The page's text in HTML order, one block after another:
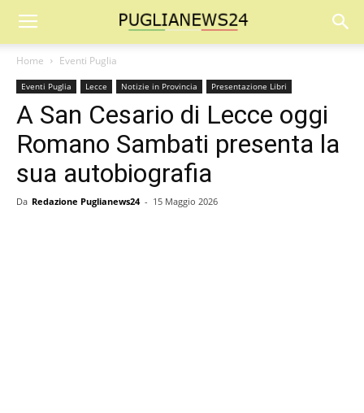
Home Eventi Puglia
Eventi Puglia Lecce Notizie in Provincia Presentazione Libri
A San Cesario di Lecce oggi
Romano Sambati presenta la
sua autobiografia
Da Redazione Puglianews24 - 15 Maggio 2026